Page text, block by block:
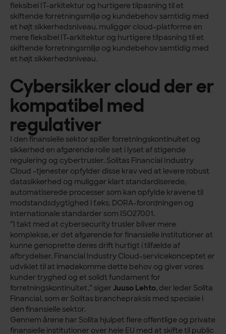
fleksibel IT-arkitektur og hurtigere tilpasning til et
skiftende forretningsmiljø og kundebehov samtidig med
et højt sikkerhedsniveau. muliggør cloud-platforme en
mere fleksibel IT-arkitektur og hurtigere tilpasning til et
skiftende forretningsmiljø og kundebehov samtidig med
et højt sikkerhedsniveau.
Cybersikker cloud der er
kompatibel med
regulativer
I den finansielle sektor spiller forretningskontinuitet og
sikkerhed en afgørende rolle set i lyset af stigende
regulering og cybertrusler. Solitas Financial Industry
Cloud -tjenester opfylder disse krav ved at levere robust
datasikkerhed og muliggør klart standardiserede,
automatiserede processer som kan opfylde kravene til
modstandsdygtighed i f.eks. DORA-forordningen og
internationale standarder som ISO27001.
”I takt med at cybersecurity trusler bliver mere
komplekse, er det afgørende for finansielle institutioner at
kunne genoprette deres drift hurtigt i tilfælde af
afbrydelser. Financial Industry Cloud-servicekonceptet er
udviklet til at imødekomme dette behov og giver vores
kunder tryghed og et solidt fundament for
forretningskontinuitet,” siger Juuso Lehto, der leder Solita
Financial, som er Solitas branchepraksis med speciale i
den finansielle sektor.
Gennem årene har Solita hjulpet flere offentlige og private
finansielle institutioner over hele EU med at skifte til public